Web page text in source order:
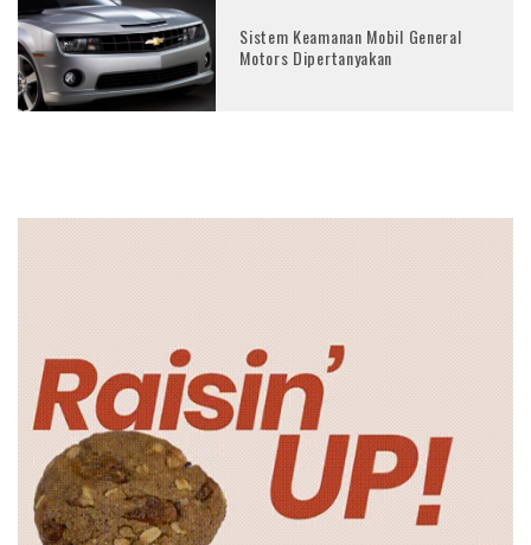
Sistem Keamanan Mobil General
Motors Dipertanyakan